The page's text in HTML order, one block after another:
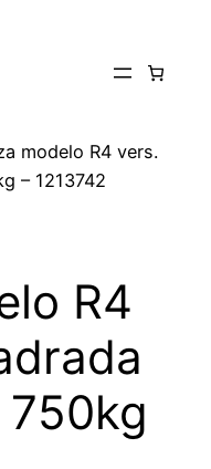
modelo R4 vers.
– 1213742
R4